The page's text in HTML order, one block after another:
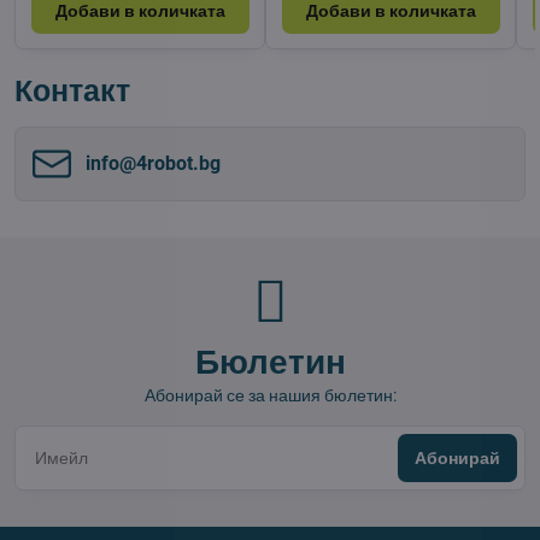
Добави в количката Добави в количката
Контакт
info​@4robot​.bg
Бюлетин
Абонирай се за нашия бюлетин:
Абонирай